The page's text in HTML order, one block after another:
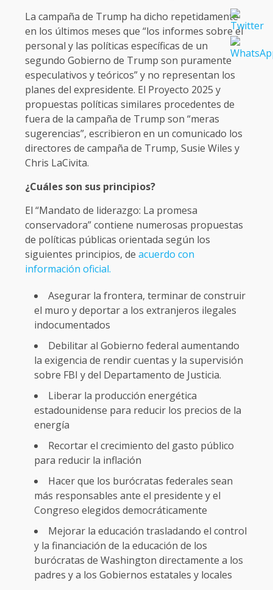
La campaña de Trump ha dicho repetidamente
en los últimos meses que “los informes sobre el
personal y las políticas específicas de un
segundo Gobierno de Trump son puramente
especulativos y teóricos” y no representan los
planes del expresidente. El Proyecto 2025 y
propuestas políticas similares procedentes de
fuera de la campaña de Trump son “meras
sugerencias”, escribieron en un comunicado los
directores de campaña de Trump, Susie Wiles y
Chris LaCivita.
¿Cuáles son sus principios?
El “Mandato de liderazgo: La promesa
conservadora” contiene numerosas propuestas
de políticas públicas orientada según los
siguientes principios, de acuerdo con
información oficial.
Asegurar la frontera, terminar de construir
el muro y deportar a los extranjeros ilegales
indocumentados
Debilitar al Gobierno federal aumentando
la exigencia de rendir cuentas y la supervisión
sobre FBI y del Departamento de Justicia.
Liberar la producción energética
estadounidense para reducir los precios de la
energía
Recortar el crecimiento del gasto público
para reducir la inflación
Hacer que los burócratas federales sean
más responsables ante el presidente y el
Congreso elegidos democráticamente
Mejorar la educación trasladando el control
y la financiación de la educación de los
burócratas de Washington directamente a los
padres y a los Gobiernos estatales y locales